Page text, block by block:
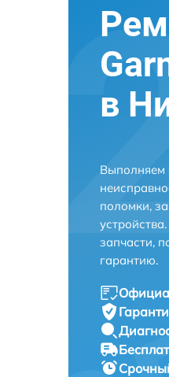
в
Выполняем
поломки,
запчасти,
гарантию.